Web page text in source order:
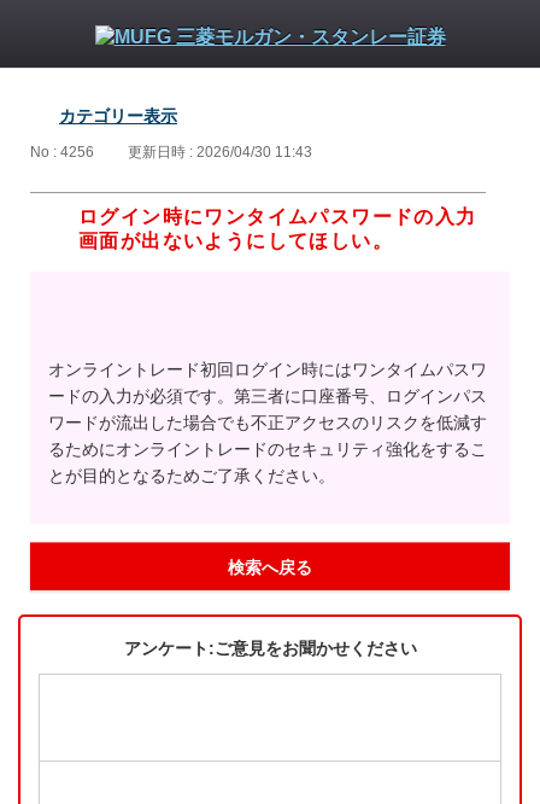
カテゴリー表示
No : 4256 更新日時 : 2026/04/30 11:43
ログイン時にワンタイムパスワードの入力
画面が出ないようにしてほしい。
オンライントレード初回ログイン時にはワンタイムパスワ
ードの入力が必須です。第三者に口座番号、ログインパス
ワードが流出した場合でも不正アクセスのリスクを低減す
るためにオンライントレードのセキュリティ強化をするこ
とが目的となるためご了承ください。
検索へ戻る
アンケート:ご意見をお聞かせください